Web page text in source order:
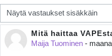
Näytön tila
Mitä haittaa
Maija Tuominen -
Vastausten määrä: 0